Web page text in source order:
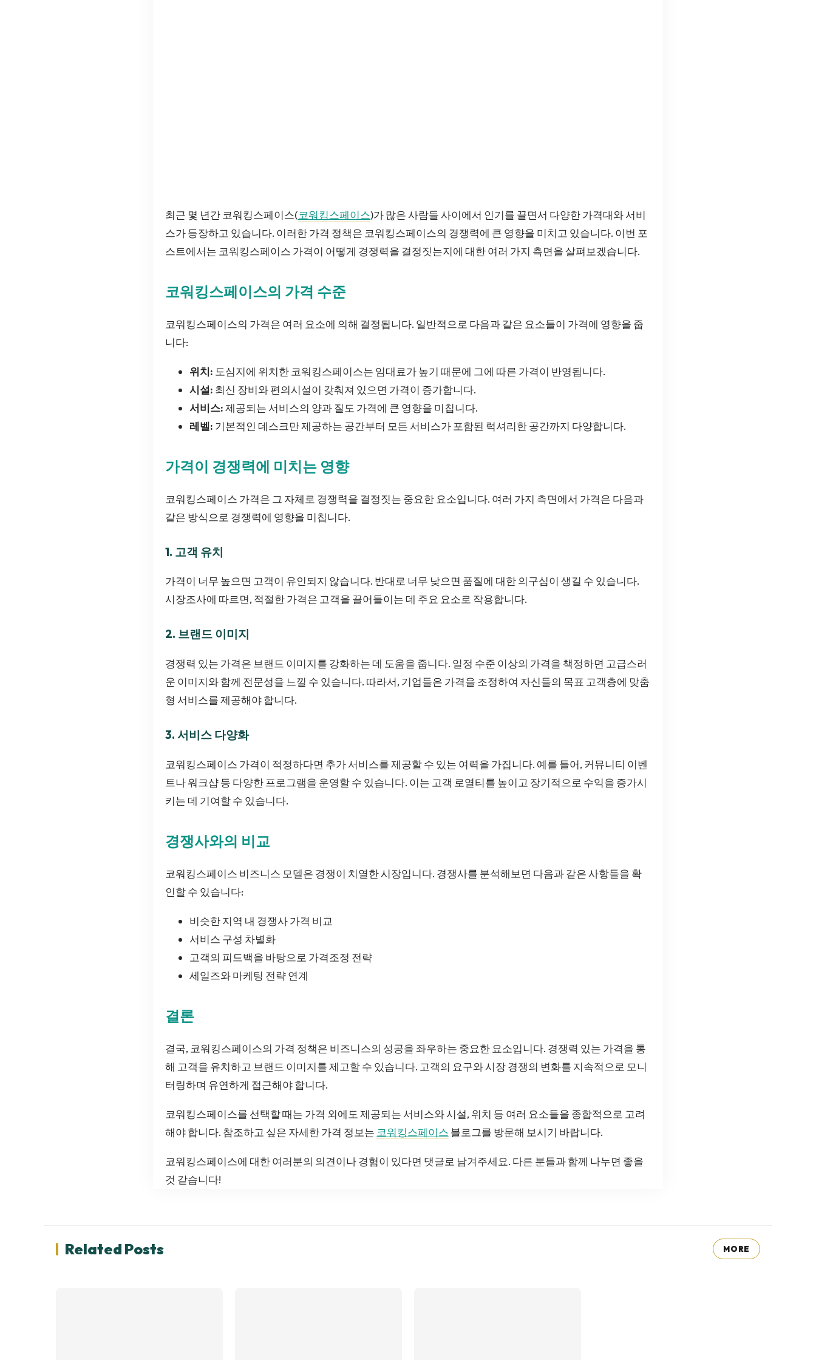
최근 몇 년간 코워킹스페이스(코워킹스페이스)가 많은 사람들 사이에서 인기를 끌면서 다양한 가격대와 서비
스가 등장하고 있습니다. 이러한 가격 정책은 코워킹스페이스의 경쟁력에 큰 영향을 미치고 있습니다. 이번 포
스트에서는 코워킹스페이스 가격이 어떻게 경쟁력을 결정짓는지에 대한 여러 가지 측면을 살펴보겠습니다.
코워킹스페이스의 가격 수준
코워킹스페이스의 가격은 여러 요소에 의해 결정됩니다. 일반적으로 다음과 같은 요소들이 가격에 영향을 줍
니다:
위치: 도심지에 위치한 코워킹스페이스는 임대료가 높기 때문에 그에 따른 가격이 반영됩니다.
시설: 최신 장비와 편의시설이 갖춰져 있으면 가격이 증가합니다.
서비스:제공되는 서비스의 양과 질도 가격에 큰 영향을 미칩니다.
레벨: 기본적인 데스크만 제공하는 공간부터 모든 서비스가 포함된 럭셔리한 공간까지 다양합니다.
가격이 경쟁력에 미치는 영향
코워킹스페이스 가격은 그 자체로 경쟁력을 결정짓는 중요한 요소입니다. 여러 가지 측면에서 가격은 다음과
같은 방식으로 경쟁력에 영향을 미칩니다.
1. 고객 유치
가격이 너무 높으면 고객이 유인되지 않습니다. 반대로 너무 낮으면 품질에 대한 의구심이 생길 수 있습니다.
시장조사에 따르면, 적절한 가격은 고객을 끌어들이는 데 주요 요소로 작용합니다.
2. 브랜드 이미지
경쟁력 있는 가격은 브랜드 이미지를 강화하는 데 도움을 줍니다. 일정 수준 이상의 가격을 책정하면 고급스러
운 이미지와 함께 전문성을 느낄 수 있습니다. 따라서, 기업들은 가격을 조정하여 자신들의 목표 고객층에 맞춤
형 서비스를 제공해야 합니다.
3. 서비스 다양화
코워킹스페이스 가격이 적정하다면 추가 서비스를 제공할 수 있는 여력을 가집니다. 예를 들어, 커뮤니티 이벤
트나 워크샵 등 다양한 프로그램을 운영할 수 있습니다. 이는 고객 로열티를 높이고 장기적으로 수익을 증가시
키는 데 기여할 수 있습니다.
경쟁사와의 비교
코워킹스페이스 비즈니스 모델은 경쟁이 치열한 시장입니다. 경쟁사를 분석해보면 다음과 같은 사항들을 확
인할 수 있습니다:
비슷한 지역 내 경쟁사 가격 비교
서비스 구성 차별화
고객의 피드백을 바탕으로 가격조정 전략
세일즈와 마케팅 전략 연계
결론
결국, 코워킹스페이스의 가격 정책은 비즈니스의 성공을 좌우하는 중요한 요소입니다. 경쟁력 있는 가격을 통
해 고객을 유치하고 브랜드 이미지를 제고할 수 있습니다. 고객의 요구와 시장 경쟁의 변화를 지속적으로 모니
터링하며 유연하게 접근해야 합니다.
코워킹스페이스를 선택할 때는 가격 외에도 제공되는 서비스와 시설, 위치 등 여러 요소들을 종합적으로 고려
해야 합니다. 참조하고 싶은 자세한 가격 정보는 코워킹스페이스 블로그를 방문해 보시기 바랍니다.
코워킹스페이스에 대한 여러분의 의견이나 경험이 있다면 댓글로 남겨주세요. 다른 분들과 함께 나누면 좋을
것 같습니다!
Related Posts MORE